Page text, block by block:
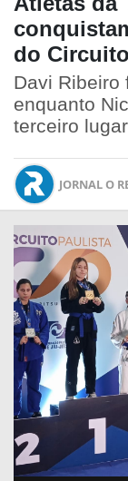
do
Davi Ribeiro
enquanto
terceiro
JORNAL O